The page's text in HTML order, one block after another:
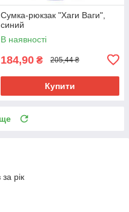
Сумка-рюкзак "Хаги Ваги",
синий
В наявності
184,90 ₴ 205,44 ₴
Купити
рік